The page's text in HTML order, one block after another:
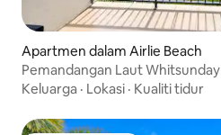
Apartmen dalam Airlie Beach
Pemandangan Laut Whitsunday
Keluarga · Lokasi · Kualiti tidur